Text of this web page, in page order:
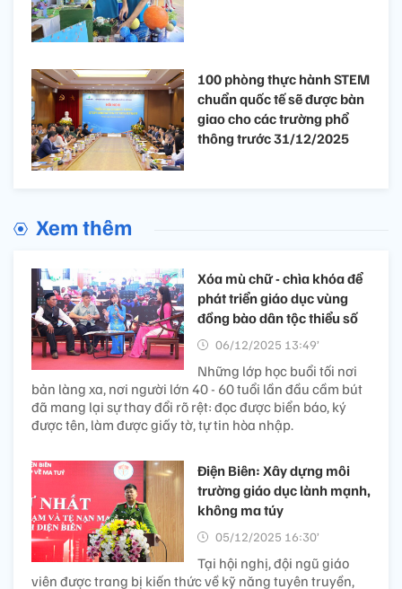
100 phòng thực hành STEM
chuẩn quốc tế sẽ được bàn
giao cho các trường phổ
thông trước 31/12/2025
Xem thêm
Xóa mù chữ - chìa khóa để
phát triển giáo dục vùng
đồng bào dân tộc thiểu số
06/12/2025 13:49’
Những lớp học buổi tối nơi
bản làng xa, nơi người lớn 40 - 60 tuổi lần đầu cầm bút
đã mang lại sự thay đổi rõ rệt: đọc được biển báo, ký
được tên, làm được giấy tờ, tự tin hòa nhập.
Điện Biên: Xây dựng môi
trường giáo dục lành mạnh,
không ma túy
05/12/2025 16:30’
Tại hội nghị, đội ngũ giáo
viên được trang bị kiến thức về kỹ năng tuyên truyền,